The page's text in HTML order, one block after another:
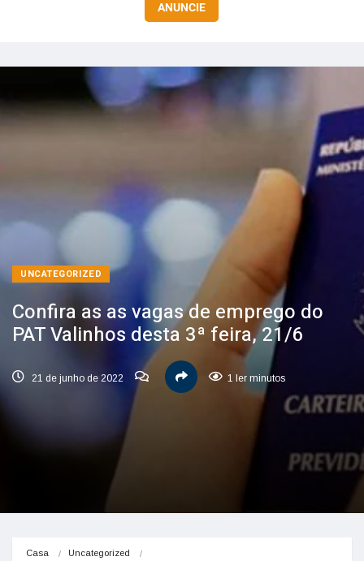
ANUNCIE
UNCATEGORIZED
Confira as as vagas de emprego do
PAT Valinhos desta 3ª feira, 21/6
21 de junho de 2022 1 ler minutos
Casa Uncategorized